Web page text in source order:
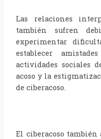
Las relaciones
también sufren
experimentar
establecer
actividades sociales
acoso y la
de ciberacoso.
El ciberacoso